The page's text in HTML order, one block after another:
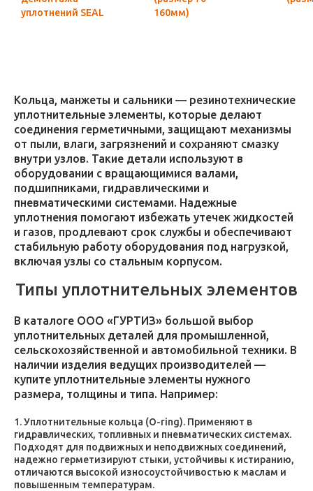
уплотнений SEAL
160мм)
Кольца, манжеты и сальники — резинотехнические
уплотнительные элементы, которые делают
соединения герметичными, защищают механизмы
от пыли, влаги, загрязнений и сохраняют смазку
внутри узлов. Такие детали используют в
оборудовании с вращающимися валами,
подшипниками, гидравлическими и
пневматическими системами. Надежные
уплотнения помогают избежать утечек жидкостей
и газов, продлевают срок службы и обеспечивают
стабильную работу оборудования под нагрузкой,
включая узлы со стальным корпусом.
Типы уплотнительных элементов
В каталоге ООО «ГУРТИЗ» большой выбор
уплотнительных деталей для промышленной,
сельскохозяйственной и автомобильной техники. В
наличии изделия ведущих производителей —
купите уплотнительные элементы нужного
размера, толщины и типа. Например:
Уплотнительные кольца (O-ring). Применяют в
гидравлических, топливных и пневматических системах.
Подходят для подвижных и неподвижных соединений,
надежно герметизируют стыки, устойчивы к истиранию,
отличаются высокой износоустойчивостью к маслам и
повышенным температурам.